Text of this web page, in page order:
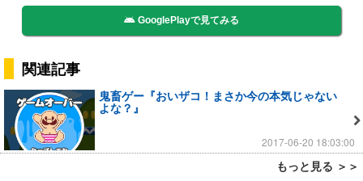
GooglePlayで見てみる
関連記事
鬼畜ゲー『おいザコ！まさか今の本気じゃない
よな？』
2017-06-20 18:03:00
もっと見る ＞＞